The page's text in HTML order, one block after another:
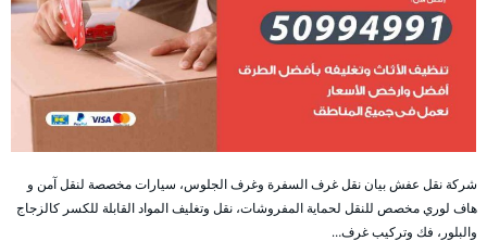
شركة نقل عفش بيان نقل غرف السفرة وغرف الجلوس، سيارات مخصصة لنقل آمن و
هاف لوري مخصص للنقل لحماية المفروشات، نقل وتغليف المواد القابلة للكسر كالزجاج
والبلور، فك وتركيب غرف…